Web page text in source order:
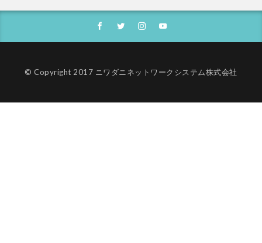
© Copyright 2017 ニワダニネットワークシステム株式会社